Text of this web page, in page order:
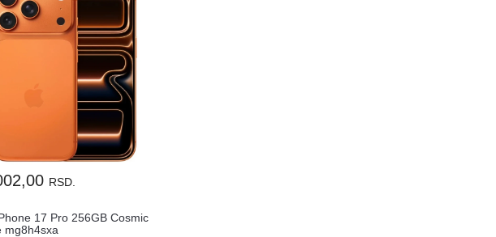
RSD.
17 Pro 256GB Cosmic
mg8h4sxa